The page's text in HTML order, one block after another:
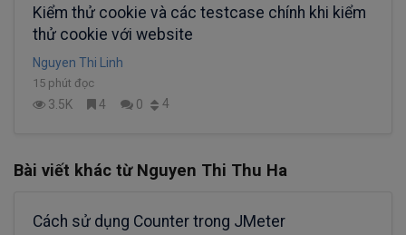
Kiểm thử cookie và các testcase chính khi kiểm
thử cookie với website
Nguyen Thi Linh
15 phút đọc
3.5K 4 0 4
Bài viết khác từ Nguyen Thi Thu Ha
Cách sử dụng Counter trong JMeter